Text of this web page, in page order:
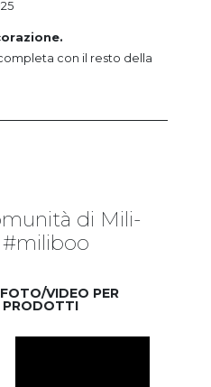
con il resto della
di Mili-
#miliboo
VIDEO PER
PRODOTTI